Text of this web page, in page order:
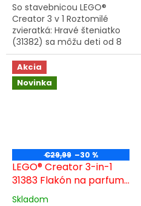
So stavebnicou LEGO®
Creator 3 v 1 Roztomilé
zvieratká: Hravé šteniatko
(31382) sa môžu deti od 8
rokov zahrať na zábavné
príbehy. Roztomilá
zvieracia hračka pre
dievčatá a...
Akcia
Novinka
€29,99 –30 %
LEGO® Creator 3-in-1
31383 Flakón na parfum
zdobený kvetmi
Skladom